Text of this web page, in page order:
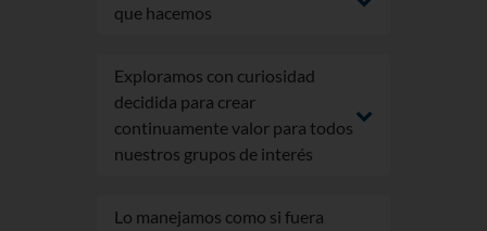
que hacemos
Exploramos con curiosidad
decidida para crear
continuamente valor para todos
nuestros grupos de interés
Lo manejamos como si fuera